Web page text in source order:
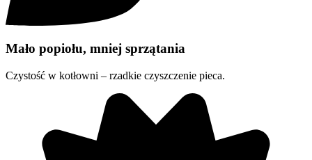
Mało popiołu, mniej sprzątania
Czystość w kotłowni – rzadkie czyszczenie pieca.